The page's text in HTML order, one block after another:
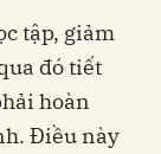
tập, giảm
đó tiết
hoàn
Điều này